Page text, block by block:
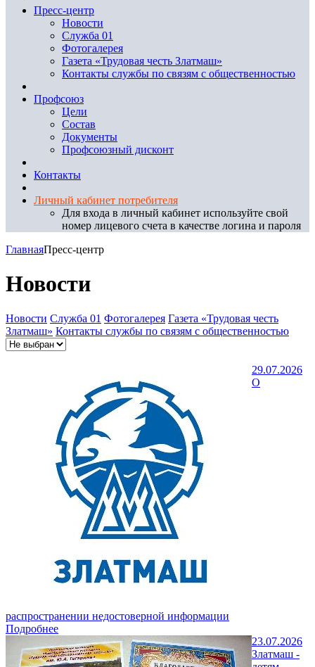
Пресс-центр
Новости
Служба 01
Фотогалерея
Газета «Трудовая честь Златмаш»
Контакты службы по связям с общественностью
Профсоюз
Цели
Состав
Документы
Профсоюзный дисконт
Контакты
Личный кабинет потребителя
Для входа в личный кабинет используйте свой
номер лицевого счета в качестве логина и пароля
ГлавнаяПресс-центр
Новости
Новости Служба 01 Фотогалерея Газета «Трудовая честь
Златмаш» Контакты службы по связям с общественностью
29.07.2026
О
распространении недостоверной информации
Подробнее
23.07.2026
Златмаш -